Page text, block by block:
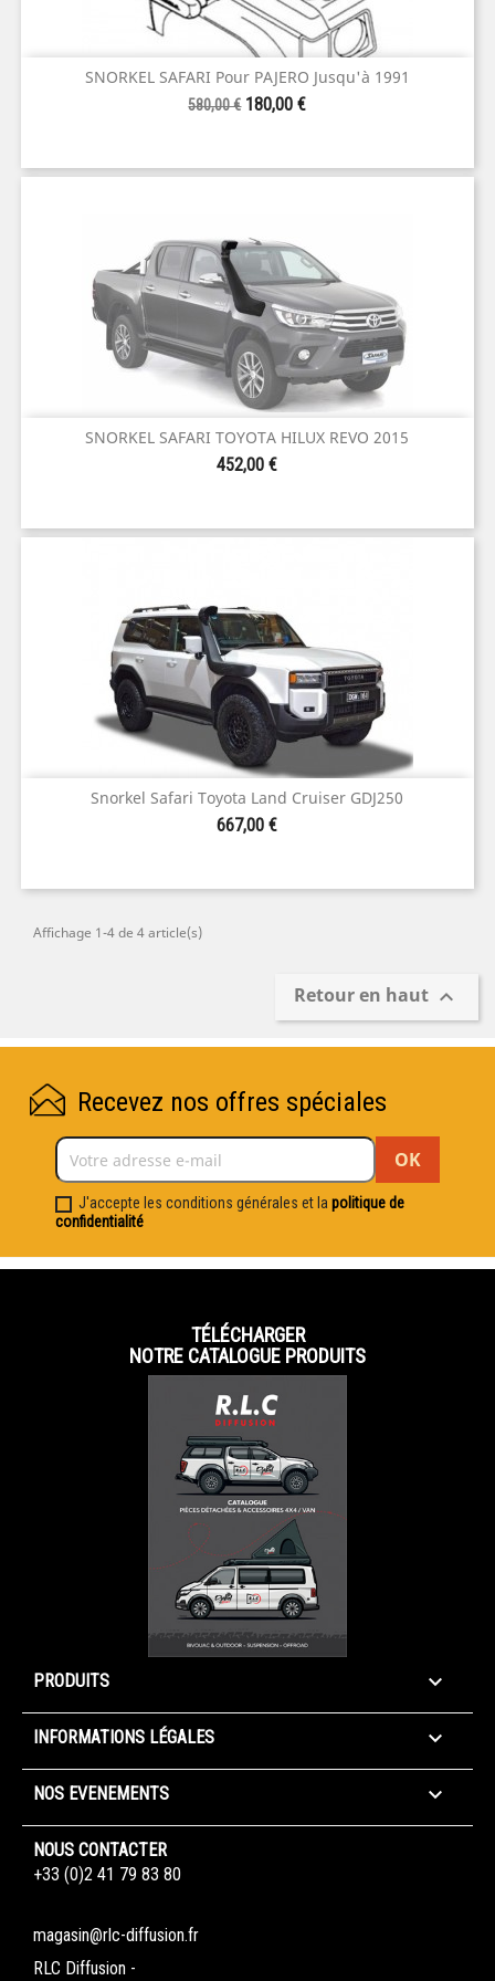
SNORKEL SAFARI Pour PAJERO Jusqu'à 1991
Prix
580,00 € Prix
180,00 €
SNORKEL SAFARI TOYOTA HILUX REVO 2015
Prix
452,00 €
Snorkel Safari Toyota Land Cruiser GDJ250
Prix
667,00 €
Affichage 1-4 de 4 article(s)
Retour en haut 
Recevez nos offres spéciales
J'accepte les conditions générales et lapolitique de
confidentialité
TÉLÉCHARGER
NOTRE CATALOGUE PRODUITS
PRODUITS 
INFORMATIONS LÉGALES 
NOS EVENEMENTS 
NOUS CONTACTER
+33 (0)2 41 79 83 80
magasin@rlc-diffusion.fr
RLC Diffusion -